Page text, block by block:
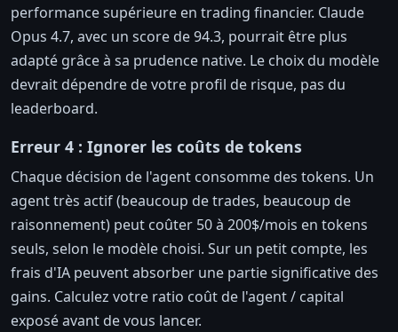
performance supérieure en trading financier. Claude
Opus 4.7, avec un score de 94.3, pourrait être plus
adapté grâce à sa prudence native. Le choix du modèle
devrait dépendre de votre profil de risque, pas du
leaderboard.
Erreur 4 : Ignorer les coûts de tokens
Chaque décision de l'agent consomme des tokens. Un
agent très actif (beaucoup de trades, beaucoup de
raisonnement) peut coûter 50 à 200$/mois en tokens
seuls, selon le modèle choisi. Sur un petit compte, les
frais d'IA peuvent absorber une partie significative des
gains. Calculez votre ratio coût de l'agent / capital
exposé avant de vous lancer.